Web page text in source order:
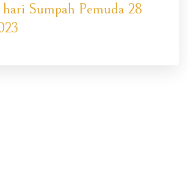
Sumpah Pemuda 28